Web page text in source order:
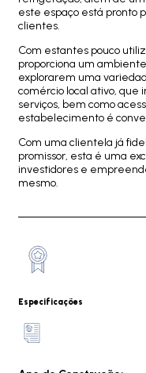
este espaço está pronto
clientes.
Com estantes pouco
proporciona um
explorarem uma
comércio local ativo, que
serviços, bem como
estabelecimento é
Com uma clientela já
promissor, esta é uma
investidores e
mesmo.
Especificações